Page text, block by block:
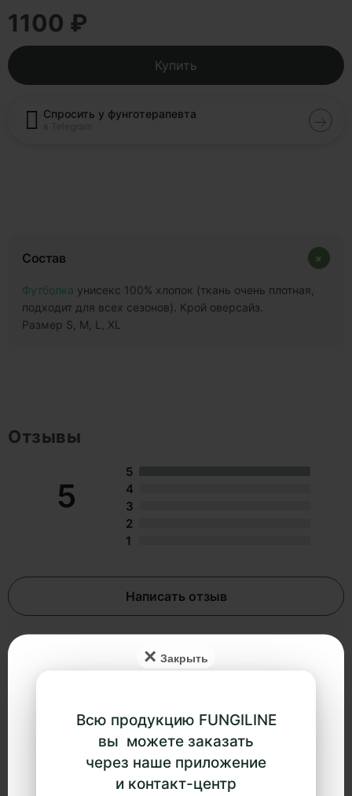
Всю продукцию FUNGILINE
вы можете заказать
через наше приложение
и контакт-центр
×
1100 ₽
Купить
Спросить у фунготерапевта
Состав +
Футболка унисекс 100% хлопок (ткань очень плотная,
подходит для всех сезонов). Крой оверсайз.
Размер S, M, L, XL
5
5
4
3
2
1
Написать отзыв
Отзывы
Елена Александрова
Добрый день. Я передам в нужный отдел.